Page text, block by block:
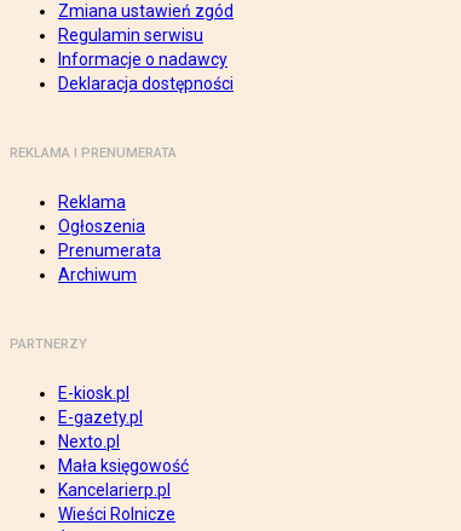
Zmiana ustawień zgód
Regulamin serwisu
Informacje o nadawcy
Deklaracja dostępności
REKLAMA I PRENUMERATA
Reklama
Ogłoszenia
Prenumerata
Archiwum
PARTNERZY
E-kiosk.pl
E-gazety.pl
Nexto.pl
Mała księgowość
Kancelarierp.pl
Wieści Rolnicze